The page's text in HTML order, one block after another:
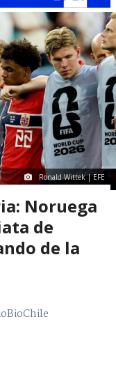
Ronald Wittek | EFE
Noruega
de
de la